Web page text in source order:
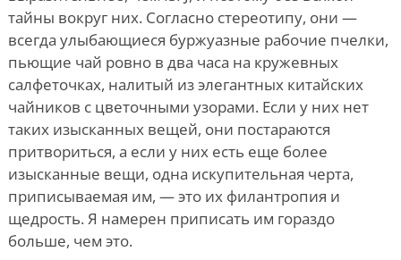
тайны вокруг них. Согласно стереотипу, они —
всегда улыбающиеся буржуазные рабочие пчелки,
пьющие чай ровно в два часа на кружевных
салфеточках, налитый из элегантных китайских
чайников с цветочными узорами. Если у них нет
таких изысканных вещей, они постараются
притвориться, а если у них есть еще более
изысканные вещи, одна искупительная черта,
приписываемая им, — это их филантропия и
щедрость. Я намерен приписать им гораздо
больше, чем это.